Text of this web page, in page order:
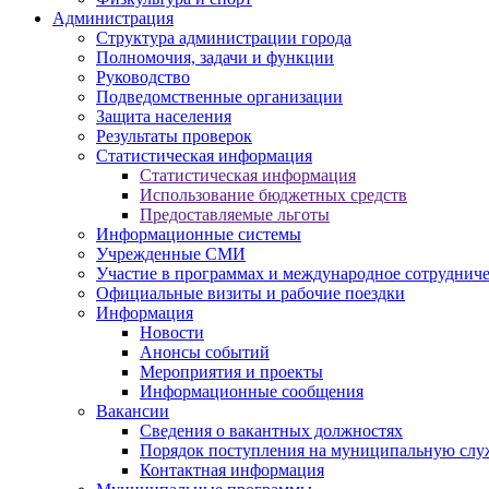
Администрация
Структура администрации города
Полномочия, задачи и функции
Руководство
Подведомственные организации
Защита населения
Результаты проверок
Статистическая информация
Статистическая информация
Использование бюджетных средств
Предоставляемые льготы
Информационные системы
Учрежденные СМИ
Участие в программах и международное
Официальные визиты и рабочие поездки
Информация
Новости
Анонсы событий
Мероприятия и проекты
Информационные сообщения
Вакансии
Сведения о вакантных должностях
Порядок поступления на муниципальную
Контактная информация